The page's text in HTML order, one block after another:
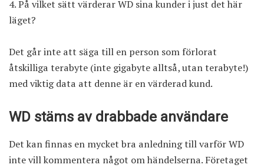
På vilket sätt värderar WD sina kunder i just det här
läget?
Det går inte att säga till en person som förlorat
åtskilliga terabyte (inte gigabyte alltså, utan terabyte!)
med viktig data att denne är en värderad kund.
WD stäms av drabbade användare
Det kan finnas en mycket bra anledning till varför WD
inte vill kommentera något om händelserna. Företaget